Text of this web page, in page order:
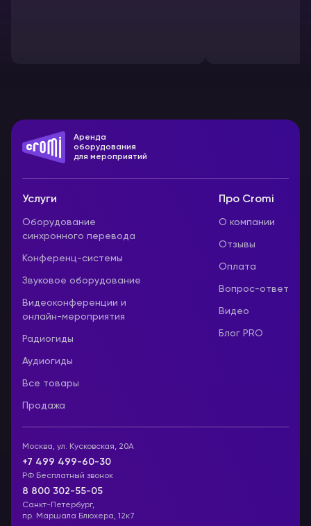
Аренда
оборудования
для мероприятий
Услуги
Оборудование
синхронного перевода
Конференц-системы
Звуковое оборудование
Видеоконференции и
онлайн-мероприятия
Радиогиды
Аудиогиды
Все товары
Продажа
Про Cromi
О компании
Отзывы
Оплата
Вопрос-ответ
Видео
Блог PRO
Москва, ул. Кусковская, 20А
+7 499 499-60-30
РФ Бесплатный звонок
8 800 302-55-05
Санкт-Петербург,
пр. Маршала Блюхера, 12к7